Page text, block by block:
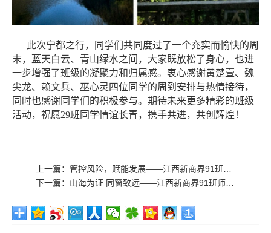
此次宁都之行，同学们共同度过了一个充实而愉快的周
末，蓝天白云、青山绿水之间，大家既放松了身心，也进
一步增强了班级的凝聚力和归属感。衷心感谢黄楚壹、魏
尖龙、赖文兵、巫心灵四位同学的周到安排与热情接待，
同时也感谢同学们的积极参与。期待未来更多精彩的班级
活动，祝愿29班同学情谊长青，携手共进，共创辉煌！
上一篇： 管控风险，赋能发展——江西新商界91班《企业用工风险应对》沙龙在南芳律所举行
下一篇： 山海为证 同窗致远——江西新商界91班师生赴海南毕业旅行